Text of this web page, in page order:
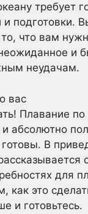
требует
подготовки.
то, что вам
и
неудачам.
вас
Плавание по
и абсолютно
В
для
как это
и готовьтесь.